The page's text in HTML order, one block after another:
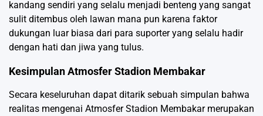
kandang sendiri yang selalu menjadi benteng yang sangat
sulit ditembus oleh lawan mana pun karena faktor
dukungan luar biasa dari para suporter yang selalu hadir
dengan hati dan jiwa yang tulus.
Kesimpulan Atmosfer Stadion Membakar
Secara keseluruhan dapat ditarik sebuah simpulan bahwa
realitas mengenai Atmosfer Stadion Membakar merupakan